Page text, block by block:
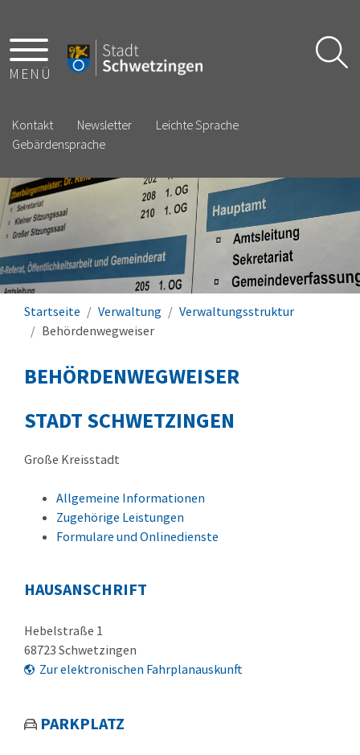
MENÜ
Kontakt Newsletter
Leichte Sprache
Gebärdensprache
Startseite Verwaltung
Verwaltungsstruktur
Behördenwegweiser
BEHÖRDENWEGWEISER
STADT SCHWETZINGEN
Große Kreisstadt
Allgemeine Informationen
Zugehörige Leistungen
Formulare und Onlinedienste
HAUSANSCHRIFT
Hebelstraße 1
68723 Schwetzingen
Zur elektronischen Fahrplanauskunft
PARKPLATZ